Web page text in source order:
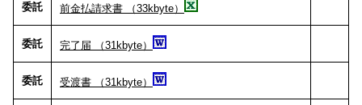
委託 前金払請求書 （33kbyte）
委託 完了届 （31kbyte）
委託 受渡書 （31kbyte）